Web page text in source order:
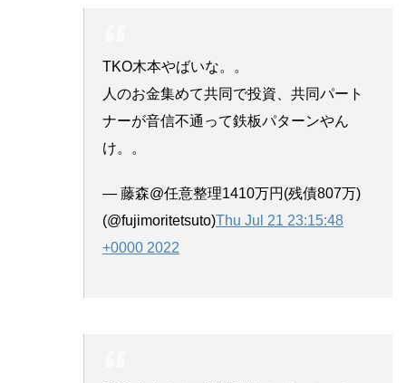
TKO木本やばいな。。
人のお金集めて共同で投資、共同パート
ナーが音信不通って鉄板パターンやん
け。。
— 藤森@任意整理1410万円(残債807万)
(@fujimoritetsuto)Thu Jul 21 23:15:48
+0000 2022